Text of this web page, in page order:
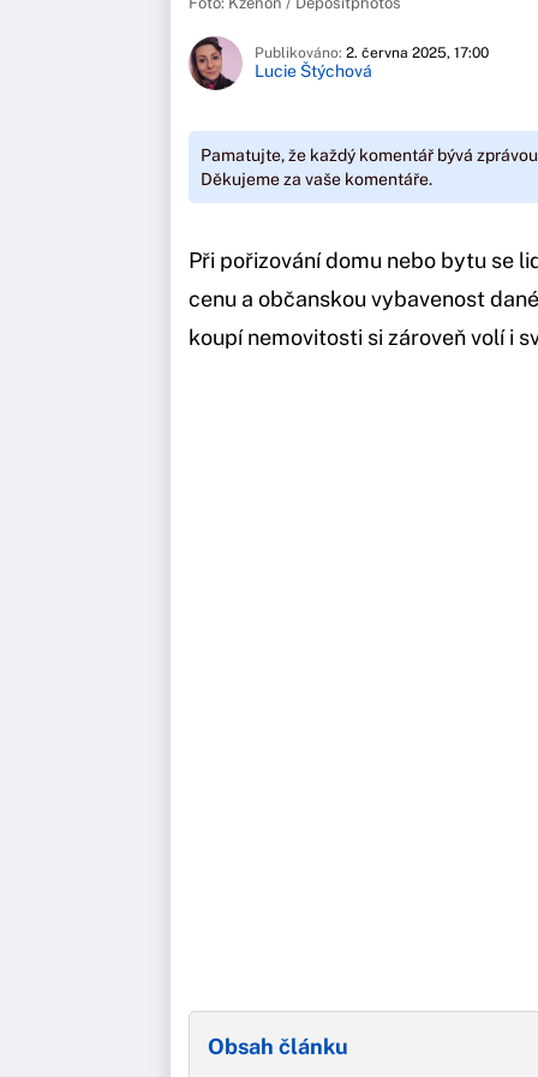
Publikováno: 2. června 2025, 17:00
Lucie Štýchová
Pamatujte, že každý komentář bývá
Děkujeme za vaše komentáře.
Při pořizování domu nebo bytu se
cenu a občanskou vybavenost
koupí nemovitosti si zároveň volí i
Obsah článku